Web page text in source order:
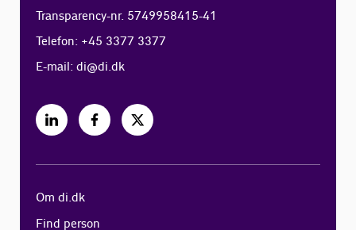
Transparency-nr. 5749958415-41
Telefon: +45 3377 3377
E-mail:di@di.dk
Om di.dk
Find person